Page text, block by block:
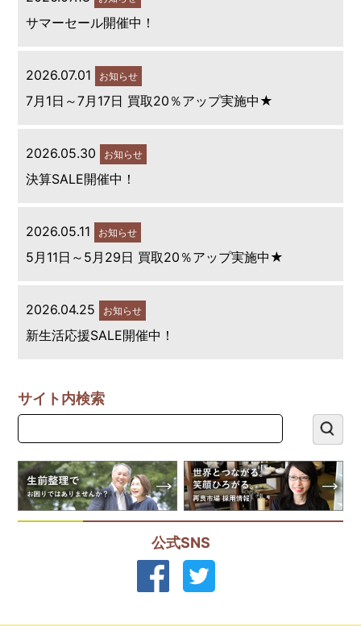
サマーセール開催中！
2026.07.01 お知らせ
7月1日～7月17日 買取20％アップ実施中★
2026.05.30 お知らせ
決算SALE開催中！
2026.05.11 お知らせ
5月11日～5月29日 買取20％アップ実施中★
2026.04.25 お知らせ
新生活応援SALE開催中！
サイト内検索
公式SNS